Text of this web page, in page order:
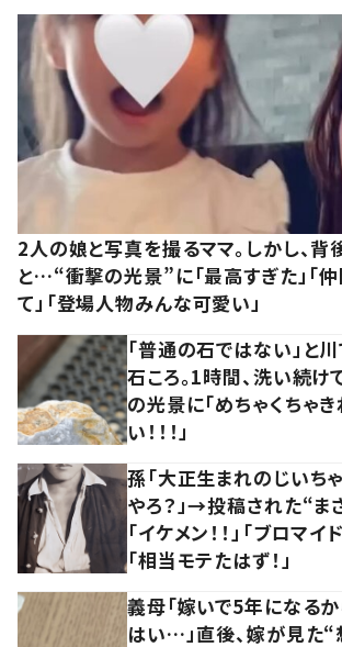
2人の娘と写真を撮るママ。しかし、背
と…“衝撃の光景”に「最高すぎた」「
て」「登場人物みんな可愛い」
「普通の石ではない」と
石ころ。1時間、洗い続
の光景に「めちゃくちゃき
い！！！」
孫「大正生まれのじいち
やろ？」→投稿された“
「イケメン！！」「ブロマイ
「相当モテたはず！」
義母「嫁いで5年になるか
はい…」直後、嫁が見た